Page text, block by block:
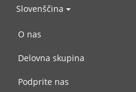
Slovenščina
O nas
Delovna skupina
Podprite nas